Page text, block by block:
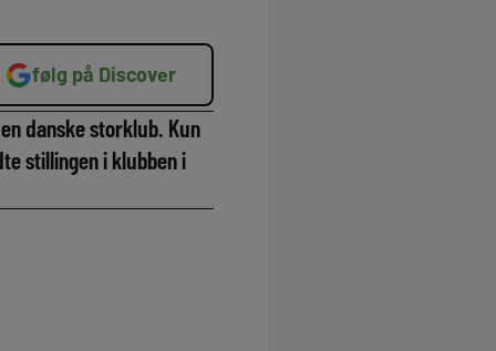
følg på Discover
danske storklub. Kun
stillingen i klubben i